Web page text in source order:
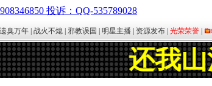
投诉：QQ-535789028